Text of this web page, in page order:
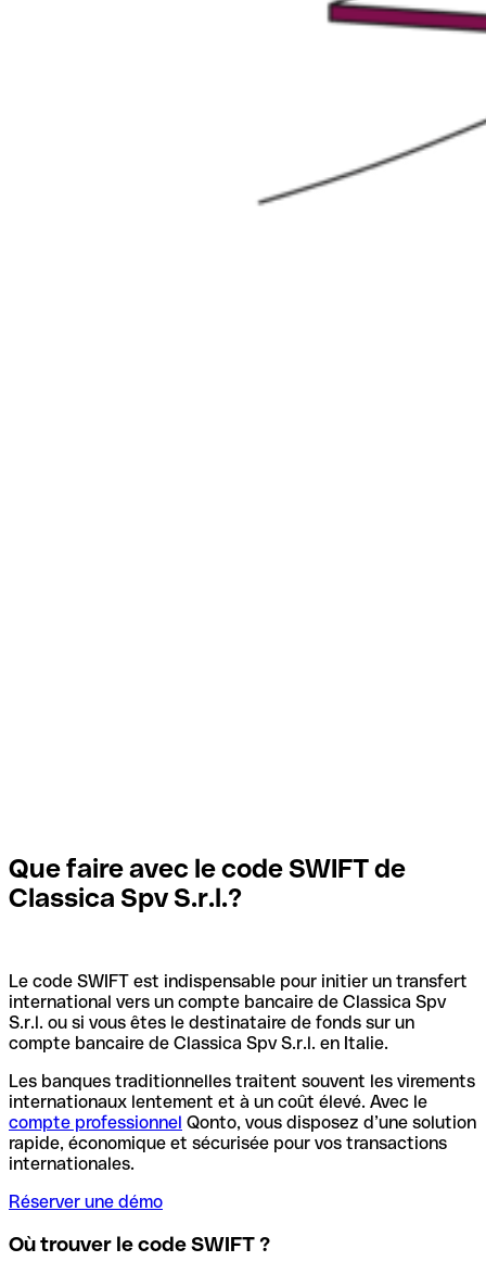
Que faire avec le code SWIFT de
Classica Spv S.r.l.?
Le code SWIFT est indispensable pour initier un transfert
international vers un compte bancaire de Classica Spv
S.r.l. ou si vous êtes le destinataire de fonds sur un
compte bancaire de Classica Spv S.r.l. en Italie.
Les banques traditionnelles traitent souvent les virements
internationaux lentement et à un coût élevé. Avec le
compte professionnel Qonto, vous disposez d’une solution
rapide, économique et sécurisée pour vos transactions
internationales.
Réserver une démo
Où trouver le code SWIFT ?